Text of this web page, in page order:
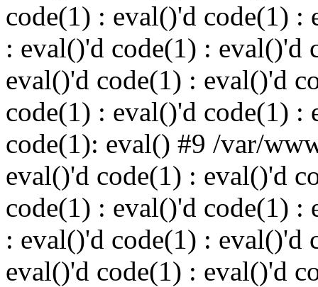
code(1) : eval()'d code(1) :
: eval()'d code(1) : eval()'d
eval()'d code(1) : eval()'d
code(1) : eval()'d code(1) :
code(1): eval() #9 /var/
eval()'d code(1) : eval()'d
code(1) : eval()'d code(1) :
: eval()'d code(1) : eval()'d
eval()'d code(1) : eval()'d